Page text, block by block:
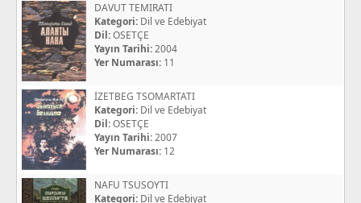
DAVUT TEMIRATI
Kategori: Dil ve Edebiyat
Dil:OSETÇE
Yayın Tarihi:2004
Yer Numarası: 11
İZETBEG TSOMARTATI
Kategori: Dil ve Edebiyat
Dil:OSETÇE
Yayın Tarihi:2007
Yer Numarası: 12
NAFU TSUSOYTI
Kategori: Dil ve Edebiyat